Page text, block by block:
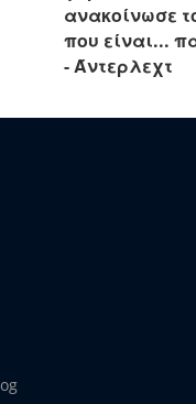
ανακοίνωσε
που είναι...
- Άντερλεχτ